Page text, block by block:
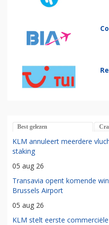
Best gelezen
KLM annuleert meerdere
staking
05 aug 26
Transavia opent komende
Brussels Airport
05 aug 26
KLM stelt eerste